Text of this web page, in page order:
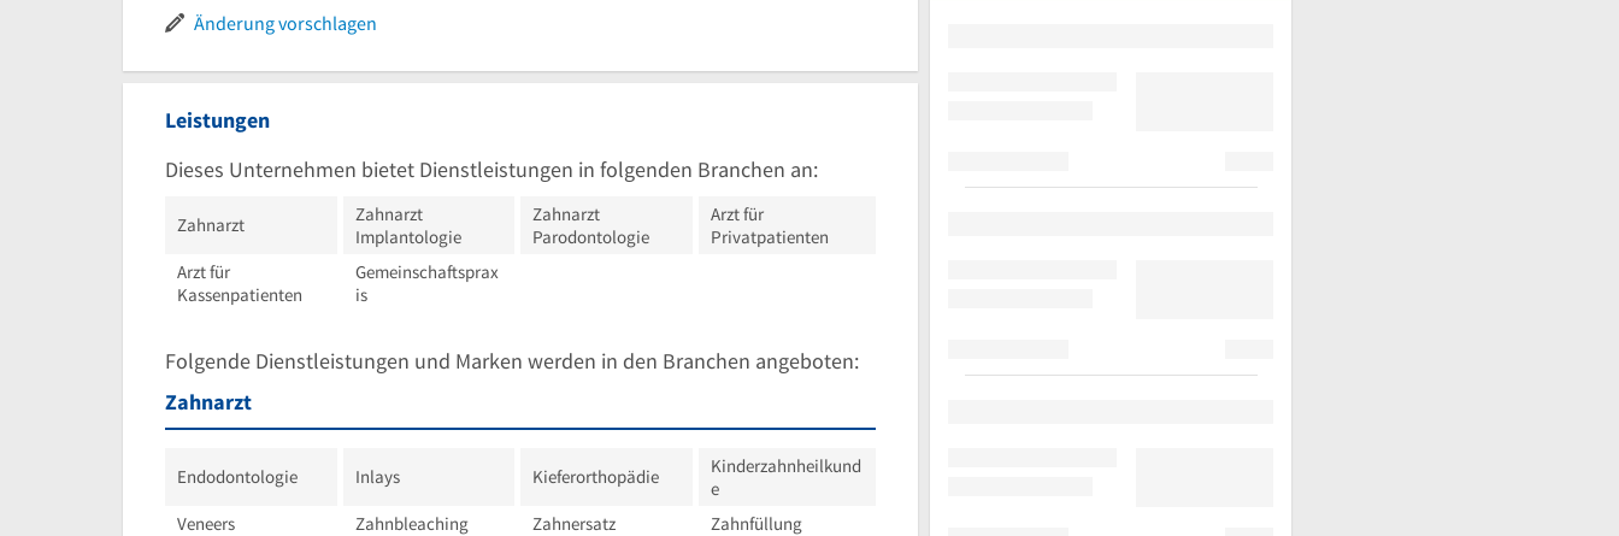
30
Uhr
Uhr
13
Änderung vorschlagen
Leistungen
Dieses Unternehmen bietet Dienstleistungen in folgenden Branchen an:
Zahnarzt
Zahnarzt
Implantologie
Zahnarzt
Parodontologie
Arzt für
Privatpatienten
Arzt für
Kassenpatienten
Gemeinschaftsprax
is
Folgende Dienstleistungen und Marken werden in den Branchen angeboten:
Zahnarzt
Endodontologie Inlays Kieferorthopädie
Kinderzahnheilkund
e
Veneers
Zahnbleaching Zahnersatz
Zahnfüllung